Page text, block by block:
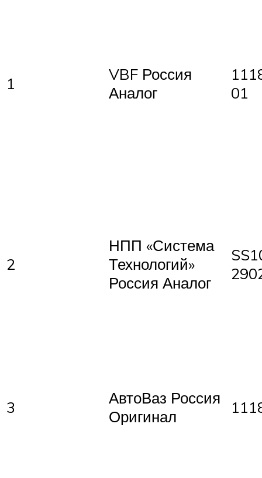
1
VBF Россия
Аналог
01
2
НПП «Система
Технологий»
Россия Аналог
3
АвтоВаз Россия
Оригинал